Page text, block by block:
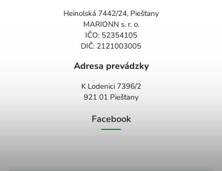
Heinolská 7442/24, Piešťany
MARIONN s. r. o.
IČO: 52354105
DIČ: 2121003005
Adresa prevádzky
K Lodenici 7396/2
921 01 Piešťany
Facebook